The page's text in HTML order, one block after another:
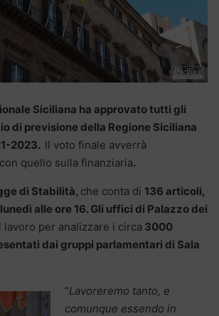
Siciliana ha approvato tutti gli
di previsione della Regione Siciliana
2023. Il voto finale avverrà
quello sulla finanziaria.
di Stabilità, che conta di 136 articoli,
alle ore 16. Gli uffici di Palazzo dei
lavoro per analizzare i circa 3000
dai gruppi parlamentari di Sala
“Lavoreremo tanto, e
comunque essendo in